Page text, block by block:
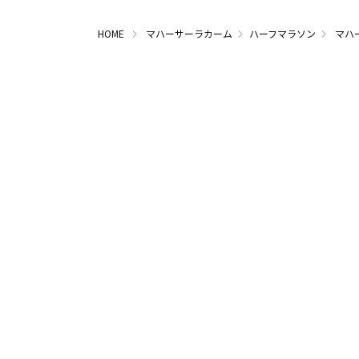
HOME マハーサーラカーム ハーフマラソン マハ